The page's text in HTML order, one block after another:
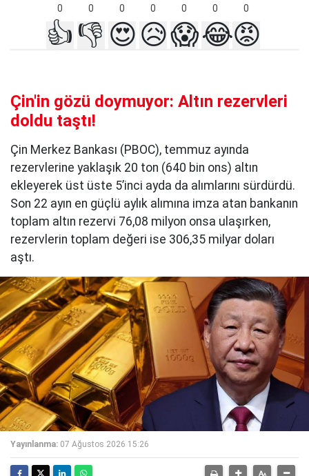
0 0 0 0 0 0 0
👍 👎 😍😥😱😂😡
Çin'in gözü doymuyor: Altın rezervleri
doldu taştı!
Çin Merkez Bankası (PBOC), temmuz ayında
rezervlerine yaklaşık 20 ton (640 bin ons) altın
ekleyerek üst üste 5’inci ayda da alımlarını sürdürdü.
Son 22 ayın en güçlü aylık alımına imza atan bankanın
toplam altın rezervi 76,08 milyon onsa ulaşırken,
rezervlerin toplam değeri ise 306,35 milyar doları
aştı.
Yayınlanma: 07 Ağustos 2026 15:26